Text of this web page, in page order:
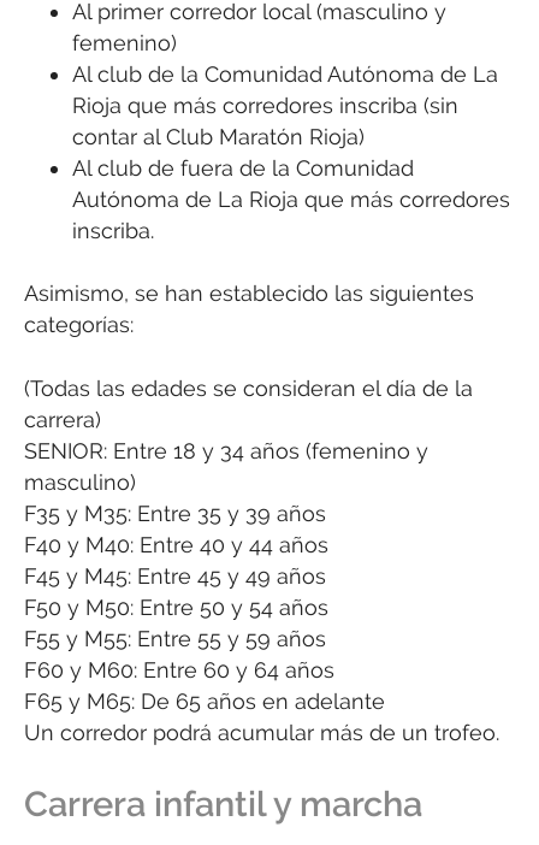
Al primer corredor local (masculino y
femenino)
Al club de la Comunidad Autónoma de La
Rioja que más corredores inscriba (sin
contar al Club Maratón Rioja)
Al club de fuera de la Comunidad
Autónoma de La Rioja que más corredores
inscriba.
Asimismo, se han establecido las siguientes
categorías:
(Todas las edades se consideran el día de la
carrera)
SENIOR: Entre 18 y 34 años (femenino y
masculino)
F35 y M35: Entre 35 y 39 años
F40 y M40: Entre 40 y 44 años
F45 y M45: Entre 45 y 49 años
F50 y M50: Entre 50 y 54 años
F55 y M55: Entre 55 y 59 años
F60 y M60: Entre 60 y 64 años
F65 y M65: De 65 años en adelante
Un corredor podrá acumular más de un trofeo.
Carrera infantil y marcha